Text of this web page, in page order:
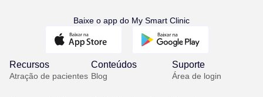
Baixe o app do My Smart Clinic
Recursos
Atração de pacientes
Conteúdos
Blog
Suporte
Área de login